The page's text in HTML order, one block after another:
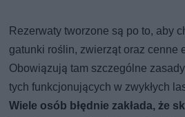
Rezerwaty tworzone są po to, aby
gatunki roślin, zwierząt oraz cenne
Obowiązują tam szczególne
tych funkcjonujących w zwykłych
Wiele osób błędnie zakłada, że